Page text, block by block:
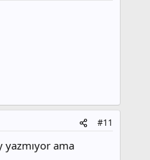
#11
yazmıyor ama